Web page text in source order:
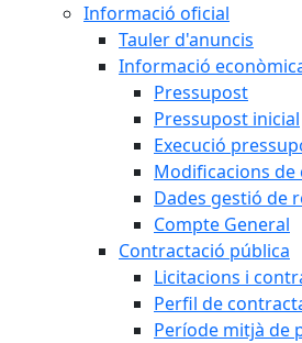
Informació oficial
Tauler d'anuncis
Informació
Pressupost
Pressupost inicial
Execució
Modificacions de
Dades gestió de
Compte General
Contractació pública
Licitacions i
Perfil de
Període mitjà de